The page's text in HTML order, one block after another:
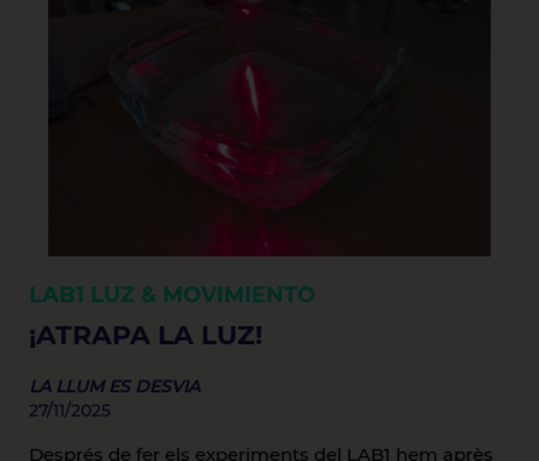
LAB1 LUZ & MOVIMIENTO
¡ATRAPA LA LUZ!
LA LLUM ES DESVIA
27/11/2025
Després de fer els experiments del LAB1 hem après